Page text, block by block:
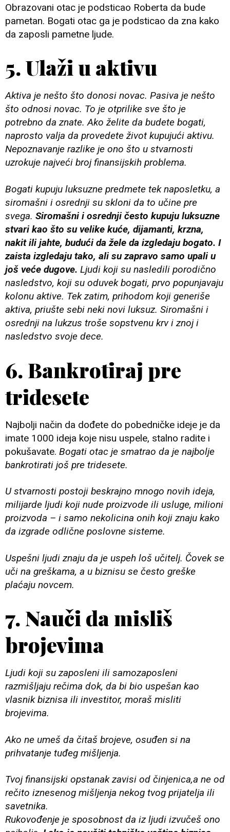
Obrazovani otac je podsticao Roberta da bude
pametan. Bogati otac ga je podsticao da zna kako
da zaposli pametne ljude.
5. Ulaži u aktivu
Aktiva je nešto što donosi novac. Pasiva je nešto
što odnosi novac. To je otprilike sve što je
potrebno da znate. Ako želite da budete bogati,
naprosto valja da provedete život kupujući aktivu.
Nepoznavanje razlike je ono što u stvarnosti
uzrokuje najveći broj finansijskih problema.
Bogati kupuju luksuzne predmete tek naposletku, a
siromašni i osrednji su skloni da to učine pre
svega. Siromašni i osrednji često kupuju luksuzne
stvari kao što su velike kuće, dijamanti, krzna,
nakit ili jahte, budući da žele da izgledaju bogato. I
zaista izgledaju tako, ali su zapravo samo upali u
još veće dugove. Ljudi koji su nasledili porodično
nasledstvo, koji su oduvek bogati, prvo popunjavaju
kolonu aktive. Tek zatim, prihodom koji generiše
aktiva, priušte sebi neki novi luksuz. Siromašni i
osrednji na lukzus troše sopstvenu krv i znoj i
nasledstvo svoje dece.
6. Bankrotiraj pre
tridesete
Najbolji način da dođete do pobedničke ideje je da
imate 1000 ideja koje nisu uspele, stalno radite i
pokušavate. Bogati otac je smatrao da je najbolje
bankrotirati još pre tridesete.
U stvarnosti postoji beskrajno mnogo novih ideja,
milijarde ljudi koji nude proizvode ili usluge, milioni
proizvoda – i samo nekolicina onih koji znaju kako
da izgrade odlične poslovne sisteme.
Uspešni ljudi znaju da je uspeh loš učitelj. Čovek se
uči na greškama, a u biznisu se često greške
plaćaju novcem.
7. Nauči da misliš
brojevima
Ljudi koji su zaposleni ili samozaposleni
razmišljaju rečima dok, da bi bio uspešan kao
vlasnik biznisa ili investitor, moraš misliti
brojevima.
Ako ne umeš da čitaš brojeve, osuđen si na
prihvatanje tuđeg mišljenja.
Tvoj finansijski opstanak zavisi od činjenica,a ne od
rečito iznesenog mišljenja nekog tvog prijatelja ili
savetnika.
Rukovođenje je sposobnost da iz ljudi izvučeš ono